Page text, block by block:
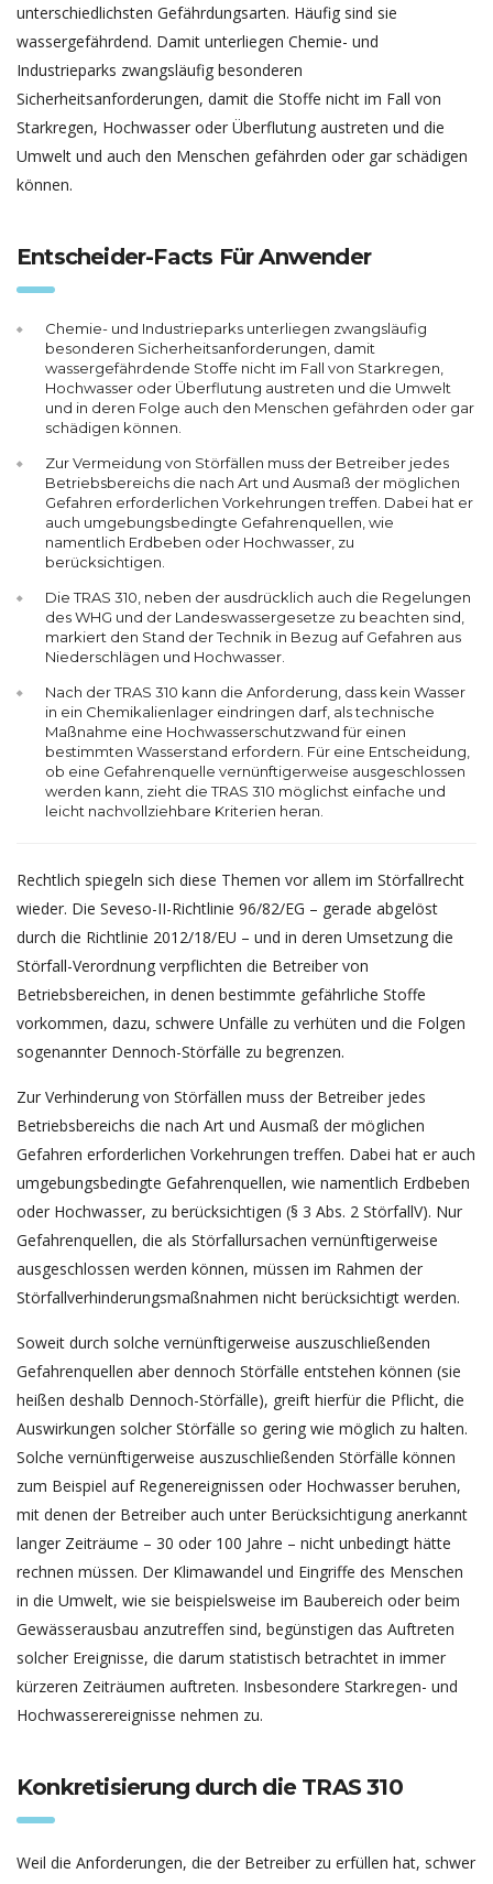
unterschiedlichsten Gefährdungsarten. Häufig sind sie
wassergefährdend. Damit unterliegen Chemie- und
Industrieparks zwangsläufig besonderen
Sicherheitsanforderungen, damit die Stoffe nicht im Fall von
Starkregen, Hochwasser oder Überflutung austreten und die
Umwelt und auch den Menschen gefährden oder gar schädigen
können.
Entscheider-Facts Für Anwender
Chemie- und Industrieparks unterliegen zwangsläufig
besonderen Sicherheitsanforderungen, damit
wassergefährdende Stoffe nicht im Fall von Starkregen,
Hochwasser oder Überflutung austreten und die Umwelt
und in deren Folge auch den Menschen gefährden oder gar
schädigen können.
Zur Vermeidung von Störfällen muss der Betreiber jedes
Betriebsbereichs die nach Art und Ausmaß der möglichen
Gefahren erforderlichen Vorkehrungen treffen. Dabei hat er
auch umgebungsbedingte Gefahrenquellen, wie
namentlich Erdbeben oder Hochwasser, zu
berücksichtigen.
Die TRAS 310, neben der ausdrücklich auch die Regelungen
des WHG und der Landeswassergesetze zu beachten sind,
markiert den Stand der Technik in Bezug auf Gefahren aus
Niederschlägen und Hochwasser.
Nach der TRAS 310 kann die Anforderung, dass kein Wasser
in ein Chemikalienlager eindringen darf, als technische
Maßnahme eine Hochwasserschutzwand für einen
bestimmten Wasserstand erfordern. Für eine Entscheidung,
ob eine Gefahrenquelle vernünftigerweise ausgeschlossen
werden kann, zieht die TRAS 310 möglichst einfache und
leicht nachvollziehbare Kriterien heran.
Rechtlich spiegeln sich diese Themen vor allem im Störfallrecht
wieder. Die Seveso-II-Richtlinie 96/82/EG – gerade abgelöst
durch die Richtlinie 2012/18/EU – und in deren Umsetzung die
Störfall-Verordnung verpflichten die Betreiber von
Betriebsbereichen, in denen bestimmte gefährliche Stoffe
vorkommen, dazu, schwere Unfälle zu verhüten und die Folgen
sogenannter Dennoch-Störfälle zu begrenzen.
Zur Verhinderung von Störfällen muss der Betreiber jedes
Betriebsbereichs die nach Art und Ausmaß der möglichen
Gefahren erforderlichen Vorkehrungen treffen. Dabei hat er auch
umgebungsbedingte Gefahrenquellen, wie namentlich Erdbeben
oder Hochwasser, zu berücksichtigen (§ 3 Abs. 2 StörfallV). Nur
Gefahrenquellen, die als Störfallursachen vernünftigerweise
ausgeschlossen werden können, müssen im Rahmen der
Störfallverhinderungsmaßnahmen nicht berücksichtigt werden.
Soweit durch solche vernünftigerweise auszuschließenden
Gefahrenquellen aber dennoch Störfälle entstehen können (sie
heißen deshalb Dennoch-Störfälle), greift hierfür die Pflicht, die
Auswirkungen solcher Störfälle so gering wie möglich zu halten.
Solche vernünftigerweise auszuschließenden Störfälle können
zum Beispiel auf Regenereignissen oder Hochwasser beruhen,
mit denen der Betreiber auch unter Berücksichtigung anerkannt
langer Zeiträume – 30 oder 100 Jahre – nicht unbedingt hätte
rechnen müssen. Der Klimawandel und Eingriffe des Menschen
in die Umwelt, wie sie beispielsweise im Baubereich oder beim
Gewässerausbau anzutreffen sind, begünstigen das Auftreten
solcher Ereignisse, die darum statistisch betrachtet in immer
kürzeren Zeiträumen auftreten. Insbesondere Starkregen- und
Hochwasserereignisse nehmen zu.
Konkretisierung durch die TRAS 310
Weil die Anforderungen, die der Betreiber zu erfüllen hat, schwer